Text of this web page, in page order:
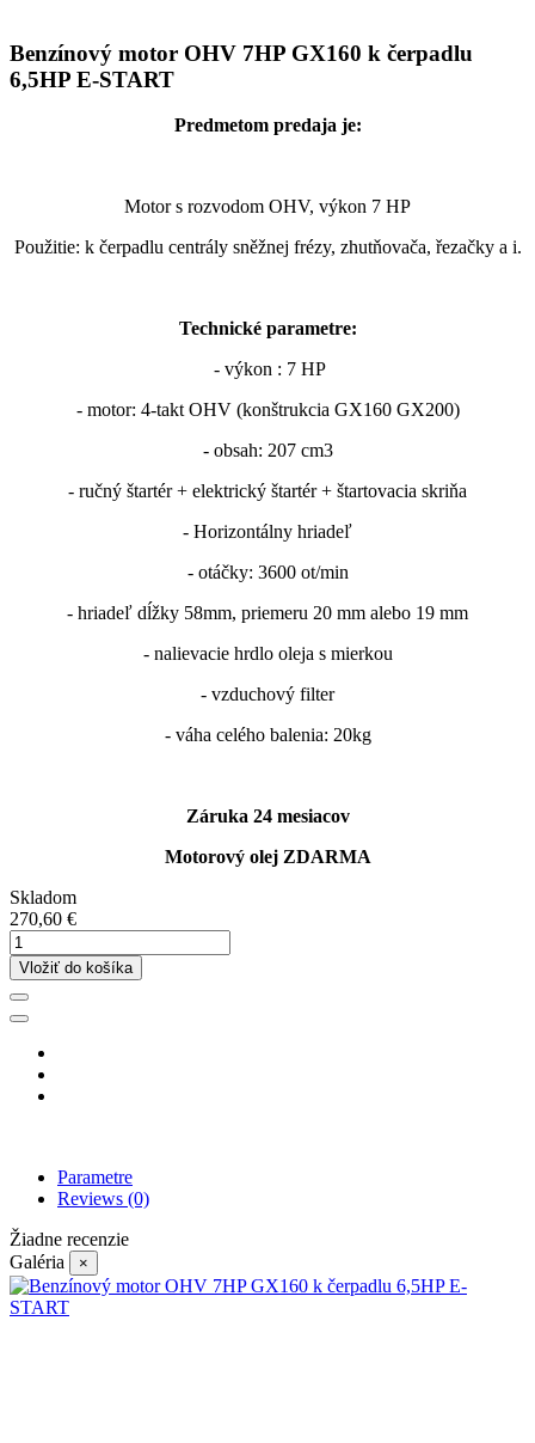
Benzínový motor OHV 7HP GX160 k čerpadlu
6,5HP E-START
Predmetom predaja je:
Motor s rozvodom OHV, výkon 7 HP
Použitie: k čerpadlu centrály sněžnej frézy, zhutňovača, řezačky a i.
Technické parametre:
- výkon : 7 HP
- motor: 4-takt OHV (konštrukcia GX160 GX200)
- obsah: 207 cm3
- ručný štartér + elektrický štartér + štartovacia skriňa
- Horizontálny hriadeľ
- otáčky: 3600 ot/min
- hriadeľ dĺžky 58mm, priemeru 20 mm alebo 19 mm
- nalievacie hrdlo oleja s mierkou
- vzduchový filter
- váha celého balenia: 20kg
Záruka 24 mesiacov
Motorový olej ZDARMA
Skladom
270,60 €
Vložiť do košíka
Parametre
Reviews (0)
Žiadne recenzie
Galéria
×